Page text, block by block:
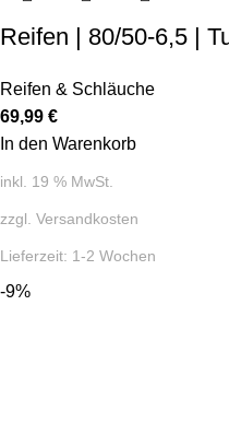
Reifen | 80/50-6,5 |
Reifen & Schläuche
69,99 €
In den Warenkorb
inkl. 19 % MwSt.
zzgl. Versandkosten
Lieferzeit: 1-2 Wochen
-9%